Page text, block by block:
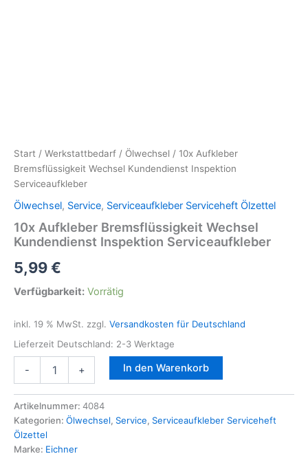
Start / Werkstattbedarf / Ölwechsel / 10x Aufkleber
Bremsflüssigkeit Wechsel Kundendienst Inspektion
Serviceaufkleber
Ölwechsel, Service, Serviceaufkleber Serviceheft Ölzettel
10x Aufkleber Bremsflüssigkeit Wechsel
Kundendienst Inspektion Serviceaufkleber
5,99€
Verfügbarkeit: Vorrätig
inkl. 19 % MwSt. zzgl. Versandkosten für Deutschland
Lieferzeit Deutschland: 2-3 Werktage
-
Aufkleber
Wechsel
Kundendienst
Inspektion
Serviceaufkleber
+ In den Warenkorb
Artikelnummer: 4084
Kategorien: Ölwechsel, Service, Serviceaufkleber Serviceheft
Ölzettel
Marke: Eichner